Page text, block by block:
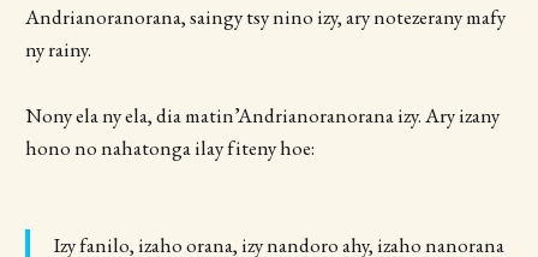
Andrianoranorana, saingy tsy nino izy, ary notezerany mafy
ny rainy.
Nony ela ny ela, dia matin’Andrianoranorana izy. Ary izany
hono no nahatonga ilay fiteny hoe:
Izy fanilo, izaho orana, izy nandoro ahy, izaho nanorana